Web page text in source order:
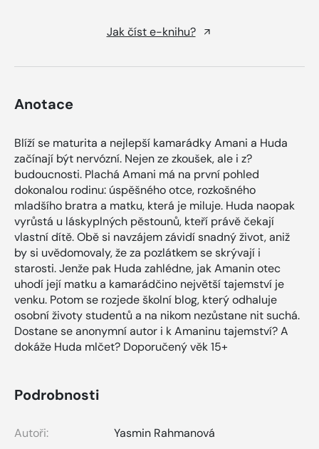
Jak číst e-knihu?
Anotace
Blíží se maturita a nejlepší kamarádky Amani a Huda
začínají být nervózní. Nejen ze zkoušek, ale i z?
budoucnosti. Plachá Amani má na první pohled
dokonalou rodinu: úspěšného otce, rozkošného
mladšího bratra a matku, která je miluje. Huda naopak
vyrůstá u láskyplných pěstounů, kteří právě čekají
vlastní dítě. Obě si navzájem závidí snadný život, aniž
by si uvědomovaly, že za pozlátkem se skrývají i
starosti. Jenže pak Huda zahlédne, jak Amanin otec
uhodí její matku a kamarádčino největší tajemství je
venku. Potom se rozjede školní blog, který odhaluje
osobní životy studentů a na nikom nezůstane nit suchá.
Dostane se anonymní autor i k Amaninu tajemství? A
dokáže Huda mlčet? Doporučený věk 15+
Podrobnosti
Autoři:
Yasmin Rahmanová